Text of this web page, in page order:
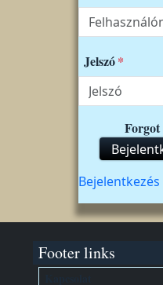
Jelszó
Forgot
Bejelentkezés
Footer links